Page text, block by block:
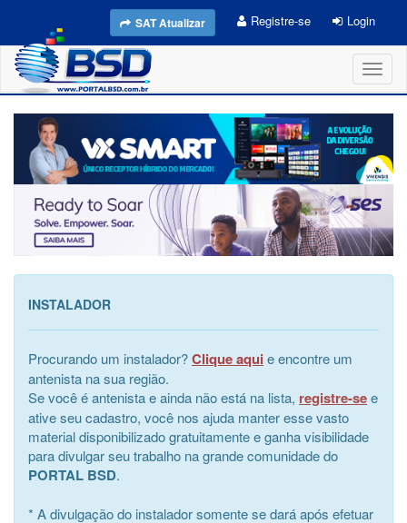
SAT Atualizar Registre-se Login
INSTALADOR
Procurando um instalador?Clique aqui e encontre um
antenista na sua região.
Se você é antenista e ainda não está na lista, registre-see
ative seu cadastro, você nos ajuda manter esse vasto
material disponibilizado gratuitamente e ganha visibilidade
para divulgar seu trabalho na grande comunidade do
PORTAL BSD.
* A divulgação do instalador somente se dará após efetuar